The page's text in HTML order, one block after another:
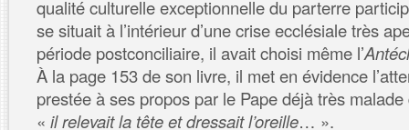
qualité culturelle exceptionnelle du parterre
se situait à l’intérieur d’une crise ecclésiale très
période postconciliaire, il avait choisi même l’
À la page 153 de son livre, il met en évidence
prestée à ses propos par le Pape déjà très
« il relevait la tête et dressait l’oreille… ».